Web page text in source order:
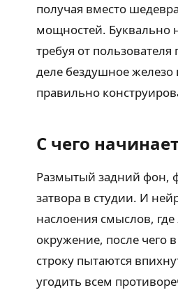
получая вместо шедевра
мощностей. Буквально
требуя от
деле бездушное
правильно
С чего
Размытый задний фон,
затвора в студии. И
наслоения смыслов, где
окружение, после чего
строку пытаются
угодить всем